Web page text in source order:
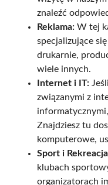
znaleźć
Reklama: W tej
specjalizujące
drukarnie,
wiele innych.
Internet i IT:
związanymi z
Znajdziesz tu
komputerowe,
Sport i
klubach
organizatorach